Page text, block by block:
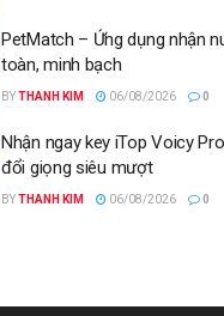
PetMatch – Ứng dụng nhận
toàn, minh bạch
BYTHANH KIM 06/08/2026 0
Nhận ngay key iTop Voicy
đổi giọng siêu mượt
BYTHANH KIM 06/08/2026 0